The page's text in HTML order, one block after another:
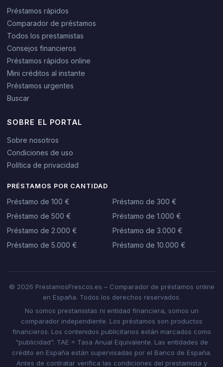
Préstamos rápidos
Comparador de préstamos
Todos los prestamistas
Consejos financieros
Préstamos rápidos online
Mini créditos al instante
Préstamos urgentes
Buscar
SOBRE EL PORTAL
Sobre nosotros
Condiciones de uso
Política de privacidad
PRÉSTAMOS POR CANTIDAD
Préstamo de 100 €
Préstamo de 300 €
Préstamo de 500 €
Préstamo de 1.000 €
Préstamo de 2.000 €
Préstamo de 3.000 €
Préstamo de 5.000 €
Préstamo de 10.000 €
© 2026 PrestamosFrescos.es – Comparador de préstamos online
en España. Todos los derechos reservados.
No somos prestamistas ni entidad financiera, somos un
comparador independiente. Los préstamos son productos
financieros. Los contenidos publicitarios están marcados como
"publicidad". TAE = Tasa Anual Equivalente. Las entidades de
crédito en España están supervisadas por el Banco de España.
Antes de contratar verifica las condiciones del prestamista y